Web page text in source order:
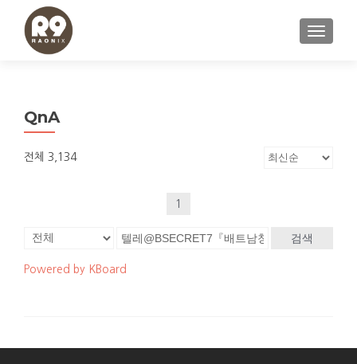
내비게
QnA
전체 3,134
1
검색
Powered by KBoard